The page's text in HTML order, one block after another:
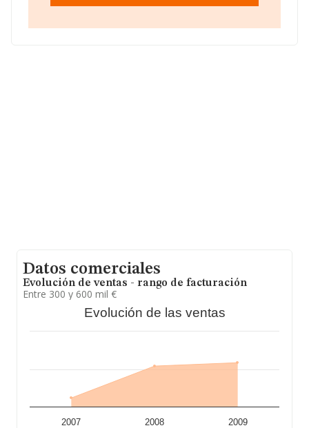
Ciudad Autónoma De Melilla.
Con los datos a disposición de INFORMA sobre 2.556
Datos comerciales
Evolución de ventas - rango de facturación
Entre 300 y 600 mil €
Evolución de las ventas
2007 2008 2009